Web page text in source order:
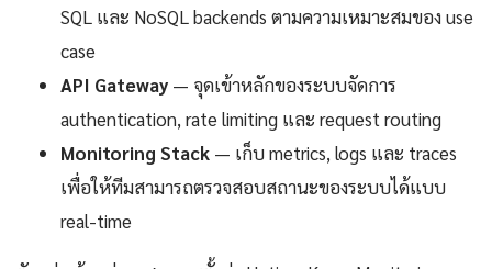
SQL และ NoSQL backends ตามความเหมาะสมของ use
case
API Gateway — จุดเข้าหลักของระบบจัดการ
authentication, rate limiting และ request routing
Monitoring Stack — เก็บ metrics, logs และ traces
เพื่อให้ทีมสามารถตรวจสอบสถานะของระบบได้แบบ
real-time